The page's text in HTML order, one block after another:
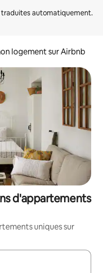
logement sur Airbnb
d'appartements
uniques sur
utilisez les flèches vers le